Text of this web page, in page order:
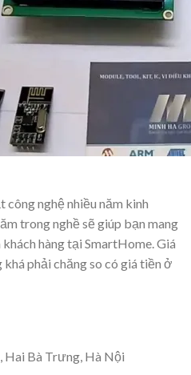
nghệ nhiều năm kinh
trong nghề sẽ giúp bạn mang
hàng tại SmartHome. Giá
phải chăng so có giá tiền ở
Hai Bà Trưng, Hà Nội